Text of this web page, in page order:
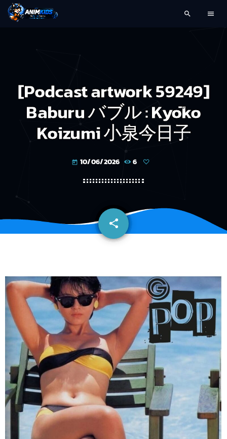
search menu
[Podcast artwork 59249]
Baburu バブル : Kyōko
Koizumi 小泉今日子
today 10/06/2026 6
share
email